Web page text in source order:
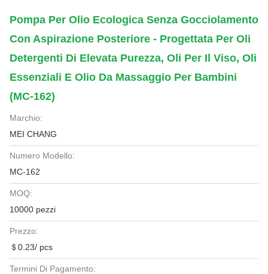
Pompa Per Olio Ecologica Senza Gocciolamento
Con Aspirazione Posteriore - Progettata Per Oli
Detergenti Di Elevata Purezza, Oli Per Il Viso, Oli
Essenziali E Olio Da Massaggio Per Bambini
(MC-162)
Marchio:
MEI CHANG
Numero Modello:
MC-162
MOQ:
10000 pezzi
Prezzo:
＄0.23/ pcs
Termini Di Pagamento: